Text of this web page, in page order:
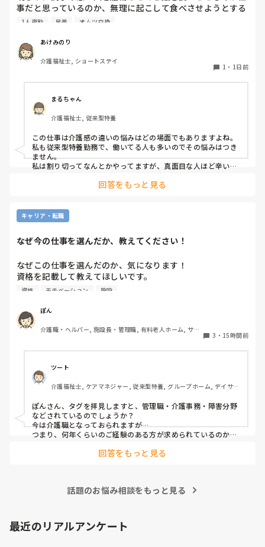
事だと思っているのか、無理に起こして食べさせようとする
スタッフがいます。私が出勤して急変に気づき対応しました
（夜勤者）とか平気でドヤ顔でいます。
夜勤は1人夜勤です。その時はベトナム人と早番の2人体制で
したけども、どちらも急変対応に特化しておらず、この2人
惧してます。夜間はただオムツ交換変えればいい。トイレに
連れて行けばいい？寝るか寝ないか問題だみたい平気で言う
ので人員が少ないため入らせていますが、きちんと見守りの
であれば夜勤も外すが管理者がオッケーを出しているので、
出勤日は誰かがどうにかなっているのではないかと怖すぎて
出勤するのが苦痛になります
1人夜勤 早番 オムツ交換
あけみのり
介護福祉士, ショートステイ
1 ・ 1日前
まるちゃん
介護福祉士, 従来型特養
この仕事は介護感の違いの悩みはどの場面でもありますよね。
私も従来型特養勤務で、働いてる人も多いのでその悩みはつき
ません。
私は割り切ってなんとかやってますが、真面目な人ほど辛いお
回答をもっと見る
キャリア・転職
なぜ今の仕事を選んだか、教えてください！
なぜこの仕事を選んだのか、気になります！
資格を記載して教えてほしいです。
帰省して中学の同級生と地元でご飯した時に、その人が介護
の仕事をしていると聞いて、その時はあまり興味もてず、聞
しかしUターン転職活動中にたまたま街でその人と会って、
流れでカフェで話して、
施設見学だけでも行ってみたら、実際に現場を見て素敵だと
思って決めました。
資格 モチベーション 施設
ぽん
介護職・ヘルパー, 施設長・管理職, 有料老人ホーム, サー
3 ・ 15時間前
ツート
介護福祉士, ケアマネジャー, 従来型特養, グループホーム, デイサー
ぽんさん、タグを拝見しますと、管理職・介護事務・障害分野
などされているのでしょうか？
今は介護職となっておられますが…
つまり、何年くらいのご経験のある方が求められているのか、
でも、せっかくのご質問、汎用的に普通に私の実際をお応えさ
事をしたい」と思ったから、ですね。本当は、なぜだからと言
て頂きました。
同じ仲間として、その疑問もよーく分かるところでしたの
回答をもっと見る
話題のお悩み相談をもっと見る
最近のリアルアンケート